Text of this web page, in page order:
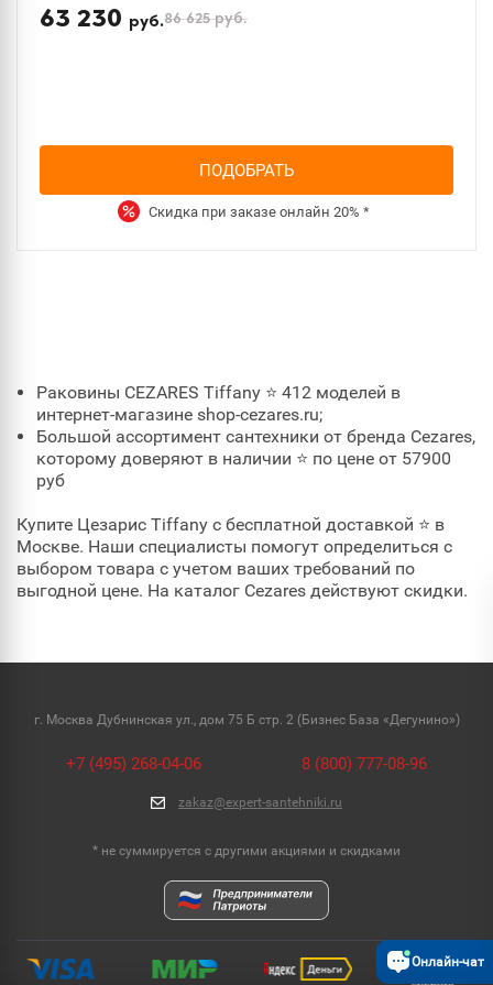
63 230 руб.86 625руб.
ПОДОБРАТЬ
Скидка при заказе онлайн 20% *
Раковины CEZARES Tiffany ⭐ 412 моделей в
интернет-магазине shop-cezares.ru;
Большой ассортимент сантехники от бренда Cezares,
которому доверяют в наличии ⭐ по цене от 57900
руб
Купите Цезарис Tiffany с бесплатной доставкой ⭐ в
Москве. Наши специалисты помогут определиться с
выбором товара с учетом ваших требований по
выгодной цене. На каталог Cezares действуют скидки.
г. Москва Дубнинская ул., дом 75 Б стр. 2 (Бизнес База «Дегунино»)
+7 (495) 268-04-06 8 (800) 777-08-96
zakaz@expert-santehniki.ru
* не суммируется с другими акциями и скидками
Онлайн-чат